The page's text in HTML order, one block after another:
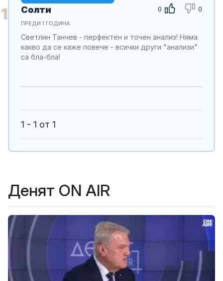
1 0 0
Солти
ПРЕДИ 1 ГОДИНА
Светлин Танчев - перфектен и точен анализ! Няма
какво да се каже повече - всички други "анализи"
са бла-бла!
1 - 1 от 1
Денят ON AIR